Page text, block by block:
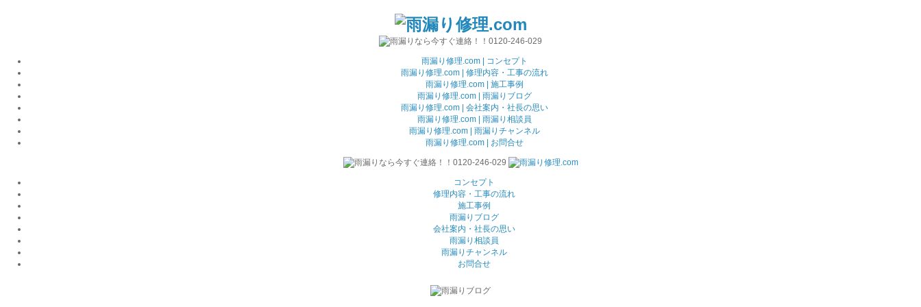
雨漏り修理.com | コンセプト
雨漏り修理.com | 修理内容・工事の流れ
雨漏り修理.com | 施工事例
雨漏り修理.com | 雨漏りブログ
雨漏り修理.com | 会社案内・社長の思い
雨漏り修理.com | 雨漏り相談員
雨漏り修理.com | 雨漏りチャンネル
雨漏り修理.com | お問合せ
コンセプト
修理内容・工事の流れ
施工事例
雨漏りブログ
会社案内・社長の思い
雨漏り相談員
雨漏りチャンネル
お問合せ